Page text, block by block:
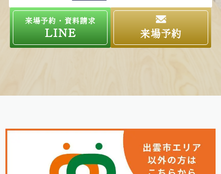
来場予約・資料請求
LINE 来場予約